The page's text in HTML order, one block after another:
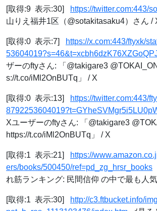
[取得:9 表示:30] https://twitter.com:443/
山りえ福井1区（@sotakitasaku4）さん /
[取得:0 表示:7]
https://x.com:443/ftyxk/
ザーのftyさん: 「@takigare3
s://t.co/iMl2OnBUTq」 / X
[取得:0 表示:13]
https://twitter.com:443/
Xユーザーのftyさん: 「@takigare3
https://t.co/iMl2OnBUTq」 / X
[取得:1 表示:21]
https://
ers/books/500450/ref=pd_zg_hrsr_books
れ筋ランキング: 民間信仰 の中で最も人
[取得:1 表示:30]
http://c3.ftbucket.info/